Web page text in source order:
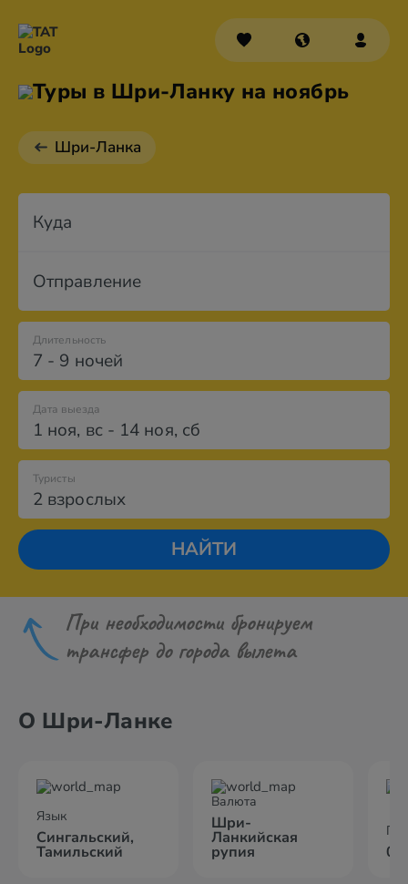
Туры в Шри-Ланку на ноябрь
Шри-Ланка
Куда
Отправление
7 - 9 ночей
Длительность
Дата выезда
1 ноя, вс- 14 ноя, сб
2 взрослых
Туристы
НАЙТИ
При необходимости бронируем
трансфер до города вылета
О Шри-Ланке
Язык
Сингальский,
Тамильский
Валюта
Шри-
Ланкийская
рупия